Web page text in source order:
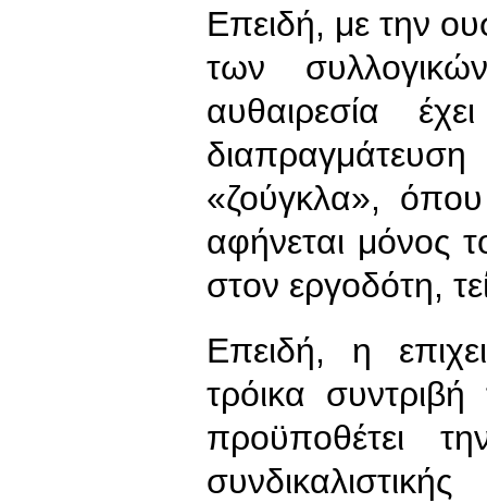
Επειδή, με την
των
αυθαιρεσία
«ζούγκλα»,
αφήνεται μόνος
στον εργοδότη,
Επειδή, η
τρόικα
προϋποθέτει